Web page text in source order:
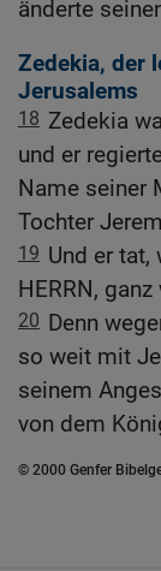
änderte
Zedekia, der
Jerusalems
18 Zedekia
und er
Name seiner
Tochter
19 Und er tat,
HERRN,
20 Denn
so weit mit
seinem
von dem
© 2000 Genfer